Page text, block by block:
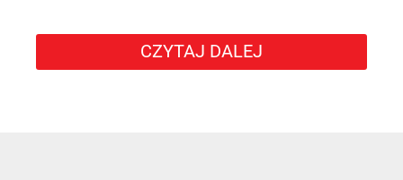
CZYTAJ DALEJ